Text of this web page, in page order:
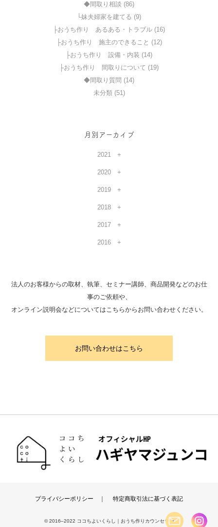
◆間取り相談 (86)
└妹夫婦家を建てる (9)
├おうち作り あるある・トラブル (16)
├おうち作り 施主のできること (12)
├おうち作り 設備・内装 (14)
├おうち作り 間取りについて (19)
◆間取り質問 (14)
未分類 (51)
月別アーカイブ
2021
2020
2019
2018
2017
2016
法人のお客様からの取材、執筆、セミナー講師、商品開発などのお仕
事のご依頼や、
オンライン説明会などについてはこちらからお問い合わせください。
お問い合わせはこちら
プライバシーポリシー ｜ 特定商取引法に基づく表記
© 2016–2022 ココちよいくらし｜おうち作りカウンセラー